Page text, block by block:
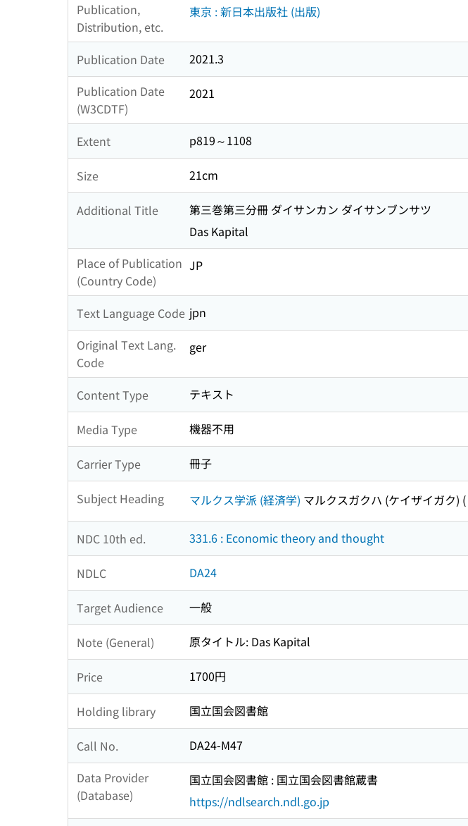
Publication,
Distribution, etc.
東京 : 新日本出版社 (出版)
Publication Date
2021.3
Publication Date
(W3CDTF)
2021
Extent p819～1108
Size 21cm
Additional Title
第三巻第三分冊 ダイサンカン ダイサンブンサツ
Das Kapital
Place of Publication
(Country Code)
JP
Text Language Code jpn
Original Text Lang.
Code
ger
Content Type テキスト
Media Type 機器不用
Carrier Type 冊子
Subject Heading マルクス学派 (経済学) マルクスガクハ (ケイザイガク) (
NDC 10th ed. 331.6 : Economic theory and thought
NDLC DA24
Target Audience 一般
Note (General) 原タイトル: Das Kapital
Price 1700円
Holding library 国立国会図書館
Call No.
DA24-M47
Data Provider
(Database)
国立国会図書館 : 国立国会図書館蔵書
https://ndlsearch.ndl.go.jp